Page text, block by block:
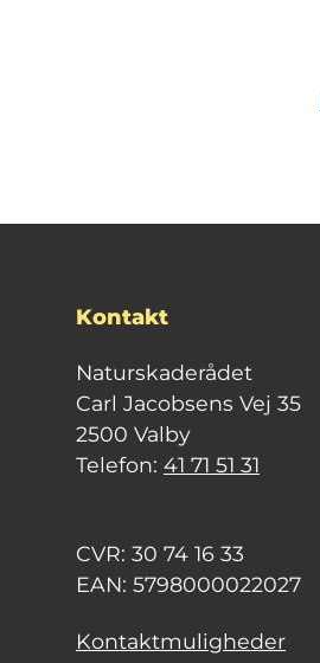
Kontakt
Naturskaderådet
Carl Jacobsens Vej 35
2500 Valby
Telefon: 41 71 51 31
CVR: 30 74 16 33
EAN: 5798000022027
Kontaktmuligheder